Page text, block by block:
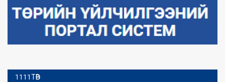
1111ТӨВ